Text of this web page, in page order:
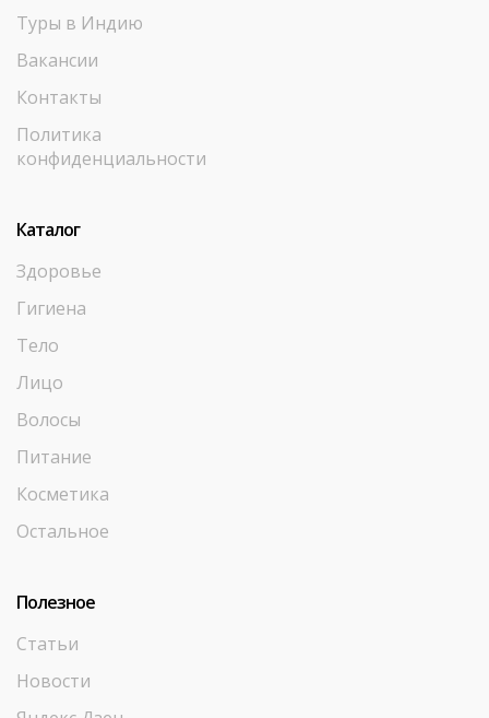
Туры в Индию
Вакансии
Контакты
Политика
конфиденциальности
Каталог
Здоровье
Гигиена
Тело
Лицо
Волосы
Питание
Косметика
Остальное
Полезное
Статьи
Новости